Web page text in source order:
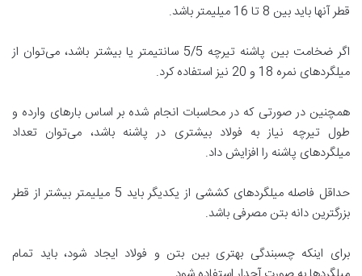
قطر آنها باید بین 8 تا 16 میلیمتر باشد.
اگر ضخامت بین پاشنه تیرچه 5/5 سانتیمتر یا بیشتر باشد، می‌توان از
میلگردهای نمره 18 و 20 نیز استفاده کرد.
همچنین در صورتی که در محاسبات انجام شده بر اساس بارهای وارده و
طول تیرچه نیاز به فولاد بیشتری در پاشنه باشد، می‌توان تعداد
میلگردهای پاشنه را افزایش داد.
حداقل فاصله میلگردهای کششی از یکدیگر باید 5 میلیمتر بیشتر از قطر
بزرگترین دانه بتن مصرفی باشد.
برای اینکه چسبندگی بهتری بین بتن و فولاد ایجاد شود، باید تمام